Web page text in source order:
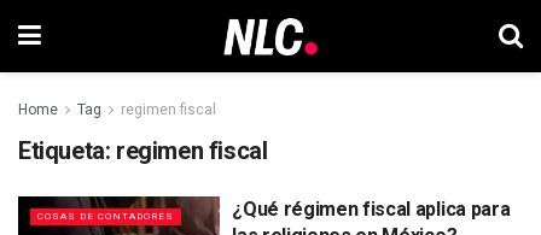
Home Tag regimen fiscal
Etiqueta: regimen fiscal
COSAS DE CONTADORES
¿Qué régimen fiscal aplica para